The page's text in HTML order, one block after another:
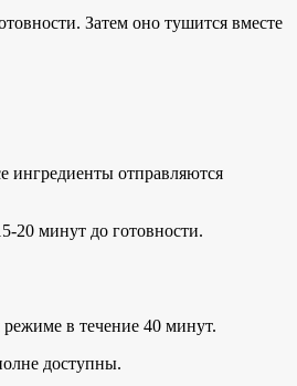
Затем оно тушится вместе
ингредиенты отправляются
20 минут до готовности.
в течение 40 минут.
доступны.